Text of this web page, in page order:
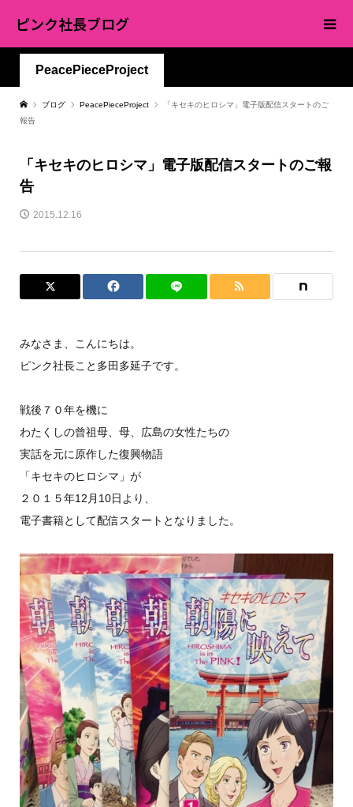
ピンク社長ブログ
PeacePieceProject
ブログ PeacePieceProject
「キセキのヒロシマ」電子版配信スタートのご
報告
「キセキのヒロシマ」電子版配信スタートのご報
告
2015.12.16
みなさま、こんにちは。
ピンク社長こと多田多延子です。
戦後７０年を機に
わたくしの曾祖母、母、広島の女性たちの
実話を元に原作した復興物語
「キセキのヒロシマ」が
２０１５年12月10日より、
電子書籍として配信スタートとなりました。